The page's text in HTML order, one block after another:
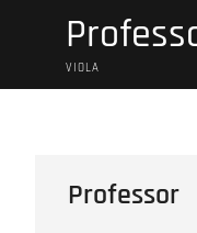
VIOLA
Professor